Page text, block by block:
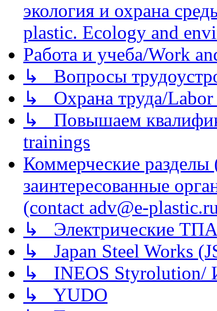
экология и охрана
plastic. Ecology and
Работа и учеба/Work
↳ Вопросы
↳ Охрана труда/Labor
↳ Повышаем
trainings
Коммерческие
заинтересованные
(contact adv@e-
↳ Электрические
↳ Japan Steel Works
↳ INEOS
↳ YUDO